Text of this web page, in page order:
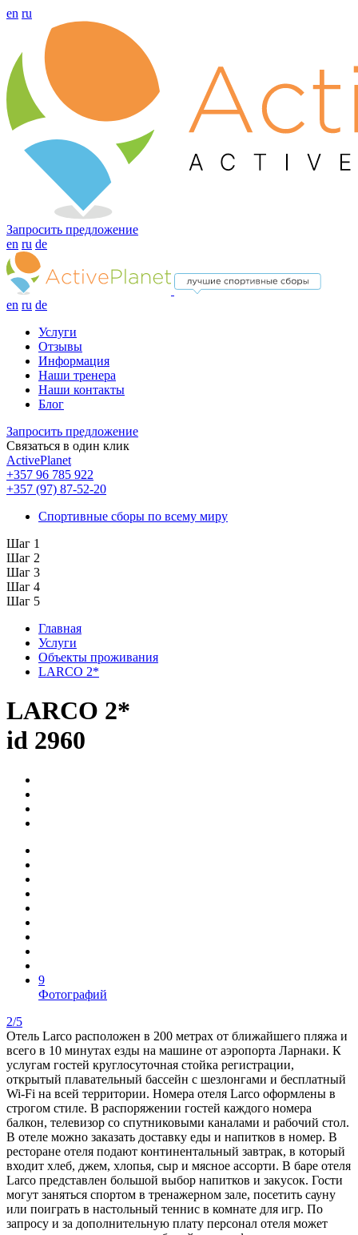
en ru
Запросить предложение
en ru de
en ru de
Услуги
Отзывы
Информация
Наши тренера
Наши контакты
Блог
Запросить предложение
Связаться в один клик
ActivePlanet
+357 96 785 922
+357 (97) 87-52-20
Спортивные сборы по всему миру
Шаг 1
Шаг 2
Шаг 3
Шаг 4
Шаг 5
Главная
Услуги
Объекты проживания
LARCO 2*
LARCO 2*
id 2960
9
Фотографий
2/5
Отель Larco расположен в 200 метрах от ближайшего пляжа и
всего в 10 минутах езды на машине от аэропорта Ларнаки. К
услугам гостей круглосуточная стойка регистрации,
открытый плавательный бассейн с шезлонгами и бесплатный
Wi-Fi на всей территории. Номера отеля Larco оформлены в
строгом стиле. В распоряжении гостей каждого номера
балкон, телевизор со спутниковыми каналами и рабочий стол.
В отеле можно заказать доставку еды и напитков в номер. В
ресторане отеля подают континентальный завтрак, в который
входит хлеб, джем, хлопья, сыр и мясное ассорти. В баре отеля
Larco представлен большой выбор напитков и закусок. Гости
могут заняться спортом в тренажерном зале, посетить сауну
или поиграть в настольный теннис в комнате для игр. По
запросу и за дополнительную плату персонал отеля может